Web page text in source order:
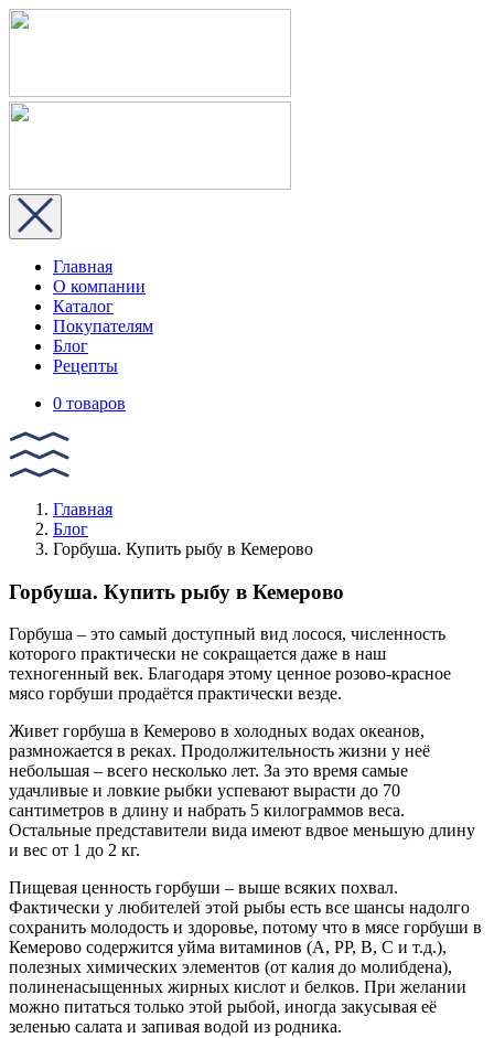
Главная
О компании
Каталог
Покупателям
Блог
Рецепты
0 товаров
Главная
Блог
Горбуша. Купить рыбу в Кемерово
Горбуша. Купить рыбу в Кемерово
Горбуша – это самый доступный вид лосося, численность
которого практически не сокращается даже в наш
техногенный век. Благодаря этому ценное розово-красное
мясо горбуши продаётся практически везде.
Живет горбуша в Кемерово в холодных водах океанов,
размножается в реках. Продолжительность жизни у неё
небольшая – всего несколько лет. За это время самые
удачливые и ловкие рыбки успевают вырасти до 70
сантиметров в длину и набрать 5 килограммов веса.
Остальные представители вида имеют вдвое меньшую длину
и вес от 1 до 2 кг.
Пищевая ценность горбуши – выше всяких похвал.
Фактически у любителей этой рыбы есть все шансы надолго
сохранить молодость и здоровье, потому что в мясе горбуши в
Кемерово содержится уйма витаминов (A, PP, B, C и т.д.),
полезных химических элементов (от калия до молибдена),
полиненасыщенных жирных кислот и белков. При желании
можно питаться только этой рыбой, иногда закусывая её
зеленью салата и запивая водой из родника.